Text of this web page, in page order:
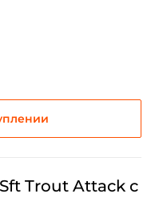
Trout Attack с